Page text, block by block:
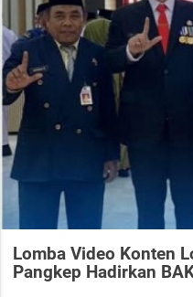
Lomba Video Konten
Pangkep Hadirkan